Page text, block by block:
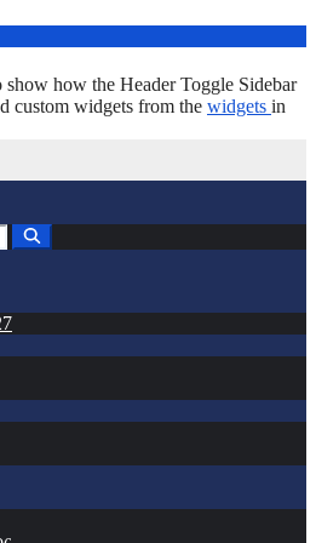
how the Header Toggle Sidebar
custom widgets from the widgets in